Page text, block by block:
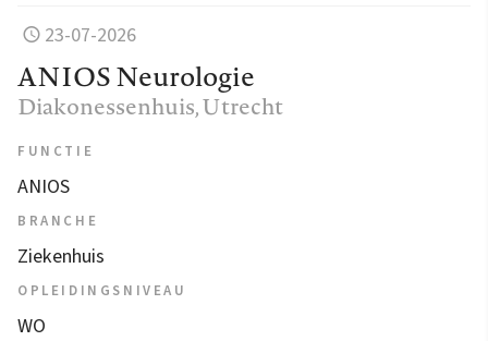
23-07-2026
ANIOS Neurologie
Diakonessenhuis, Utrecht
FUNCTIE
ANIOS
BRANCHE
Ziekenhuis
OPLEIDINGSNIVEAU
WO